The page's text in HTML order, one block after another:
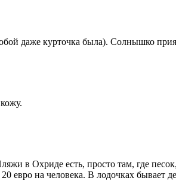
даже курточка была). Солнышко
в Охриде есть, просто там, где
евро на человека. В лодочках бывает